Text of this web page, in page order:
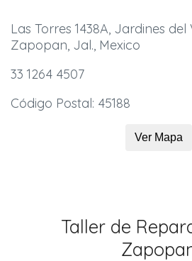
Las Torres 1438A, Jardines del
Zapopan, Jal., Mexico
33 1264 4507
Código Postal: 45188
Ver Mapa
Taller de